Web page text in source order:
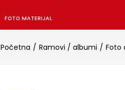
FOTO MATERIJAL
Početna Ramovi / albumi Foto